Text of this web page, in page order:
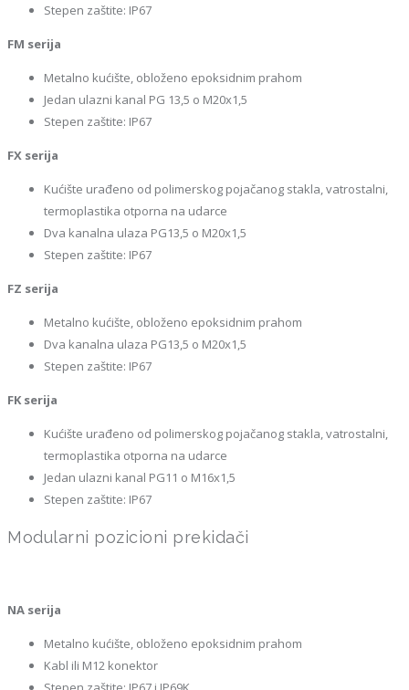
Stepen zaštite: IP67
FM serija
Metalno kućište, obloženo epoksidnim prahom
Jedan ulazni kanal PG 13,5 o M20x1,5
Stepen zaštite: IP67
FX serija
Kućište urađeno od polimerskog pojačanog stakla, vatrostalni,
termoplastika otporna na udarce
Dva kanalna ulaza PG13,5 o M20x1,5
Stepen zaštite: IP67
FZ serija
Metalno kućište, obloženo epoksidnim prahom
Dva kanalna ulaza PG13,5 o M20x1,5
Stepen zaštite: IP67
FK serija
Kućište urađeno od polimerskog pojačanog stakla, vatrostalni,
termoplastika otporna na udarce
Jedan ulazni kanal PG11 o M16x1,5
Stepen zaštite: IP67
Modularni pozicioni prekidači
NA serija
Metalno kućište, obloženo epoksidnim prahom
Kabl ili M12 konektor